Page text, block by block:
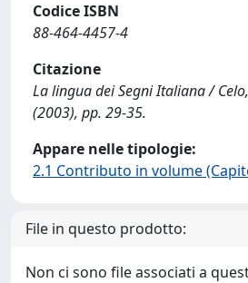
Codice ISBN
88-464-4457-4
Citazione
La lingua dei Segni Italiana / Celo,
(2003), pp. 29-35.
Appare nelle tipologie:
2.1 Contributo in volume
File in questo prodotto:
Non ci sono file associati a